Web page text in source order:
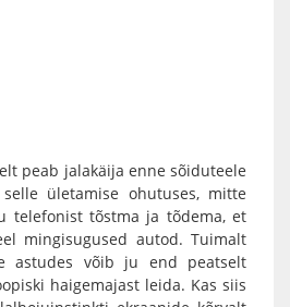
peab jalakäija enne sõiduteele
ületamise ohutuses, mitte
telefonist tõstma ja tõdema, et
mingisugused autod. Tuimalt
astudes võib ju end peatselt
haigemajast leida. Kas siis